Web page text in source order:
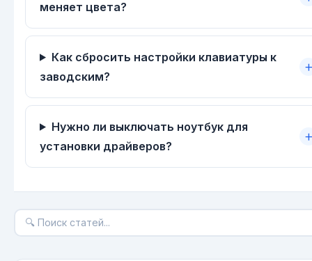
меняет цвета?
Как сбросить настройки клавиатуры к
заводским?
Нужно ли выключать ноутбук для
установки драйверов?